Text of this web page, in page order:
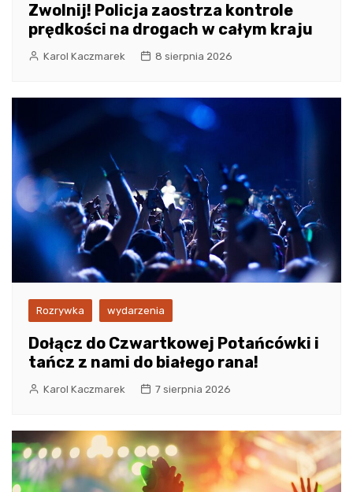
Zwolnij! Policja zaostrza kontrole
prędkości na drogach w całym kraju
Karol Kaczmarek 8 sierpnia 2026
Rozrywka wydarzenia
Dołącz do Czwartkowej Potańcówki i
tańcz z nami do białego rana!
Karol Kaczmarek 7 sierpnia 2026